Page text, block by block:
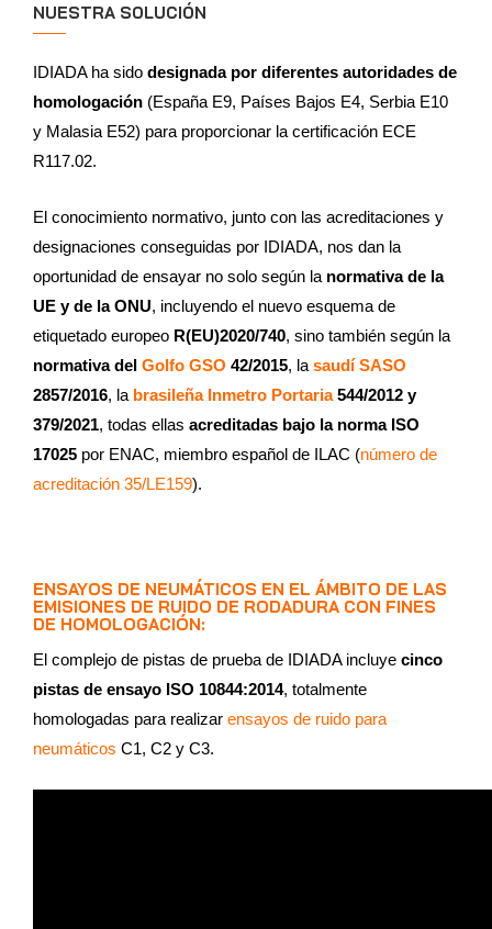
NUESTRA SOLUCIÓN
IDIADA ha sido designada por diferentes autoridades de
homologación (España E9, Países Bajos E4, Serbia E10
y Malasia E52) para proporcionar la certificación ECE
R117.02.
El conocimiento normativo, junto con las acreditaciones y
designaciones conseguidas por IDIADA, nos dan la
oportunidad de ensayar no solo según la normativa de la
UE y de la ONU, incluyendo el nuevo esquema de
etiquetado europeo R(EU)2020/740, sino también según la
normativa del Golfo GSO 42/2015, la saudí SASO
2857/2016, la brasileña Inmetro Portaria544/2012 y
379/2021, todas ellas acreditadas bajo la norma ISO
17025 por ENAC, miembro español de ILAC (número de
acreditación 35/LE159).
ENSAYOS DE NEUMÁTICOS EN EL ÁMBITO DE LAS
EMISIONES DE RUIDO DE RODADURA CON FINES
DE HOMOLOGACIÓN:
El complejo de pistas de prueba de IDIADA incluye cinco
pistas de ensayo ISO 10844:2014, totalmente
homologadas para realizar ensayos de ruido para
neumáticos C1, C2 y C3.